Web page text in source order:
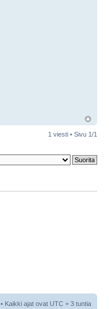
1 viesti • Sivu 1 /1
• Kaikki ajat ovat UTC + 3 tuntia